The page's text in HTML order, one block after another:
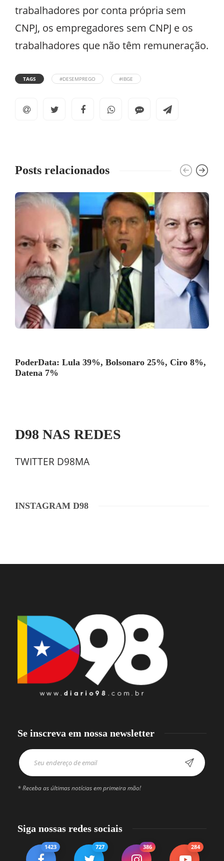
trabalhadores por conta própria sem
CNPJ, os empregadores sem CNPJ e os
trabalhadores que não têm remuneração.
TAGS #DESEMPREGO #IBGE
Posts relacionados
PoderData: Lula 39%, Bolsonaro 25%, Ciro 8%,
Datena 7%
D98 NAS REDES
TWITTER D98MA
INSTAGRAM D98
Se inscreva em nossa newsletter
* Receba as últimas notícias em primeira mão!
Siga nossas redes sociais
1423 727 386 284